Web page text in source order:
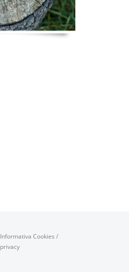
Informativa Cookies /
privacy